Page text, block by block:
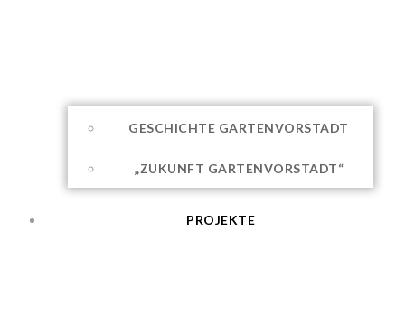
GESCHICHTE GARTENVORSTADT
„ZUKUNFT GARTENVORSTADT“
PROJEKTE